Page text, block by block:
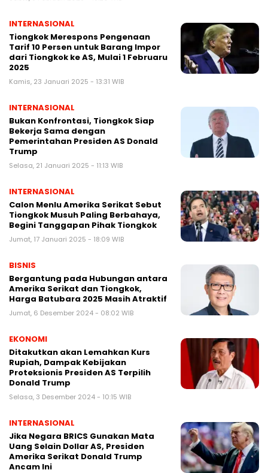
INTERNASIONAL
Tiongkok Merespons Pengenaan
Tarif 10 Persen untuk Barang Impor
dari Tiongkok ke AS, Mulai 1 Februaru
2025
Kamis, 23 Januari 2025 - 13:31 WIB
INTERNASIONAL
Bukan Konfrontasi, Tiongkok Siap
Bekerja Sama dengan
Pemerintahan Presiden AS Donald
Trump
Selasa, 21 Januari 2025 - 11:13 WIB
INTERNASIONAL
Calon Menlu Amerika Serikat Sebut
Tiongkok Musuh Paling Berbahaya,
Begini Tanggapan Pihak Tiongkok
Jumat, 17 Januari 2025 - 18:09 WIB
BISNIS
Bergantung pada Hubungan antara
Amerika Serikat dan Tiongkok,
Harga Batubara 2025 Masih Atraktif
Jumat, 6 Desember 2024 - 08:02 WIB
EKONOMI
Ditakutkan akan Lemahkan Kurs
Rupiah, Dampak Kebijakan
Proteksionis Presiden AS Terpilih
Donald Trump
Selasa, 3 Desember 2024 - 10:15 WIB
INTERNASIONAL
Jika Negara BRICS Gunakan Mata
Uang Selain Dollar AS, Presiden
Amerika Serikat Donald Trump
Ancam Ini